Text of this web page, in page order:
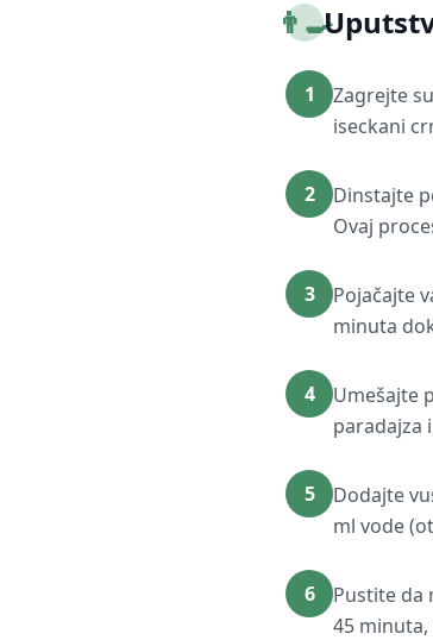
👨‍🍳
1
Zagrejte
iseckani
2
Dinstajte
Ovaj
3
Pojačajte
minuta
4
Umešajte
paradajza
5
Dodajte
ml vode
6
Pustite da
45